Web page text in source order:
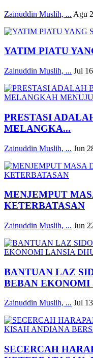
Zainuddin Muslih, ... Agu
YATIM PIATU
Zainuddin Muslih, ... Jul
PRESTASI
MELANGKA...
Zainuddin Muslih, ... Jun
MENJEMPUT
KETERBATASAN
Zainuddin Muslih, ... Jun
BANTUAN LAZ
BEBAN EKONOMI
Zainuddin Muslih, ... Jul
SECERCAH